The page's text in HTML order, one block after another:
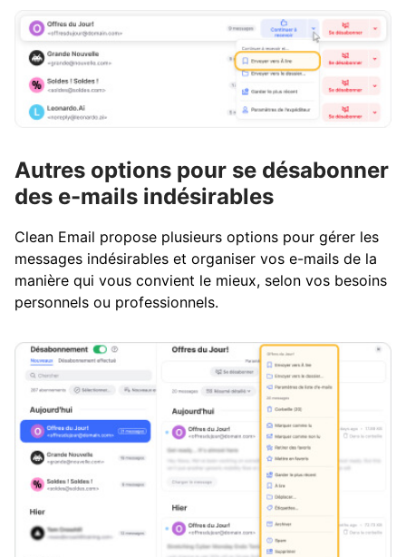
Autres options pour se désabonner
des e-mails indésirables
Clean Email propose plusieurs options pour gérer les
messages indésirables et organiser vos e-mails de la
manière qui vous convient le mieux, selon vos besoins
personnels ou professionnels.